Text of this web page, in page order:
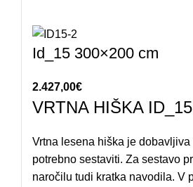
Id_15 300×200 cm
2.427,00€
VRTNA HIŠKA ID_15
Vrtna lesena hiška je
potrebno sestaviti. Za sestavo
naročilu tudi kratka navodila. V